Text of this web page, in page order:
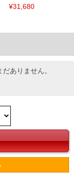
¥31,680
ありません。